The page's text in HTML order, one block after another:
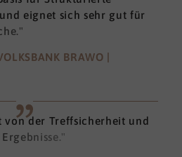
eignet sich sehr gut für
BRAWO |
der Treffsicherheit und